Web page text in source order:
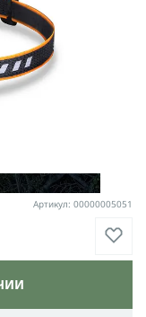
Артикул: 00000005051